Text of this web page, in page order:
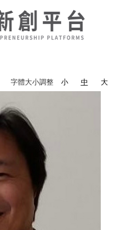
字體大小調整 小 中 大